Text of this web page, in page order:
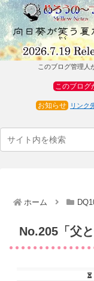
このブログ管理人
このブログ
お知らせ リンク
ホーム
No.205「父と